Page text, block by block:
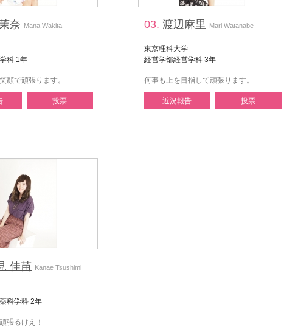
奈 Mana Wakita
科 1年
顔で頑張ります。
投票
03. 渡辺麻里 Mari Watanabe
東京理科大学
経営学部経営学科 3年
何事も上を目指して頑張ります。
近況報告 投票
佳苗 Kanae Tsushimi
科学科 2年
張るけえ！